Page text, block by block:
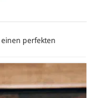
einen perfekten